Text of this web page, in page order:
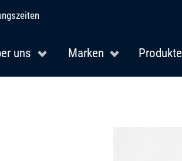
uns Marken Produkte